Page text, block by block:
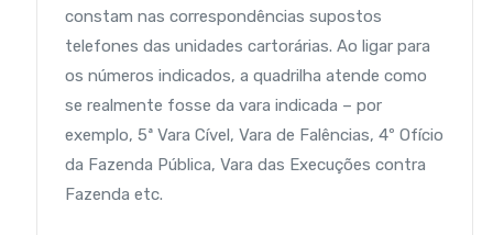
constam nas correspondências supostos
telefones das unidades cartorárias. Ao ligar para
os números indicados, a quadrilha atende como
se realmente fosse da vara indicada – por
exemplo, 5ª Vara Cível, Vara de Falências, 4º Ofício
da Fazenda Pública, Vara das Execuções contra
Fazenda etc.